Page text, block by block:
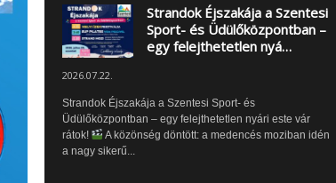
Strandok Éjszakája a Szentesi
Sport- és Üdülőközpontban –
egy felejthetetlen nyá…
2026.07.22.
Strandok Éjszakája a Szentesi Sport- és
Üdülőközpontban – egy felejthetetlen nyári este vár
rátok!
A közönség döntött: a medencés moziban idén
a nagy sikerű...